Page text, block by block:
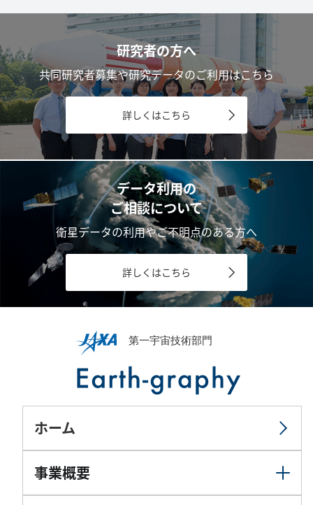
研究者の方へ
共同研究者募集や研究データのご利用はこちら
詳しくはこちら
データ利用の
ご相談について
衛星データの利用やご不明点のある方へ
詳しくはこちら
ホーム
事業概要